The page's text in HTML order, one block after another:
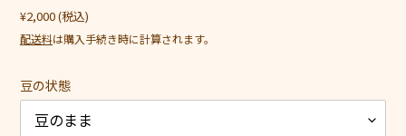
通
常
格
¥2,000(税込)
配送料は購入手続き時に計算されます。
豆の状態